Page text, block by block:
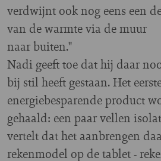
verdwijnt ook nog eens een
van de warmte via de muur
naar buiten."
Nadi geeft toe dat hij daar
bij stil heeft gestaan. Het
energiebesparende product
gehaald: een paar vellen
vertelt dat het aanbrengen
rekenmodel op de tablet -